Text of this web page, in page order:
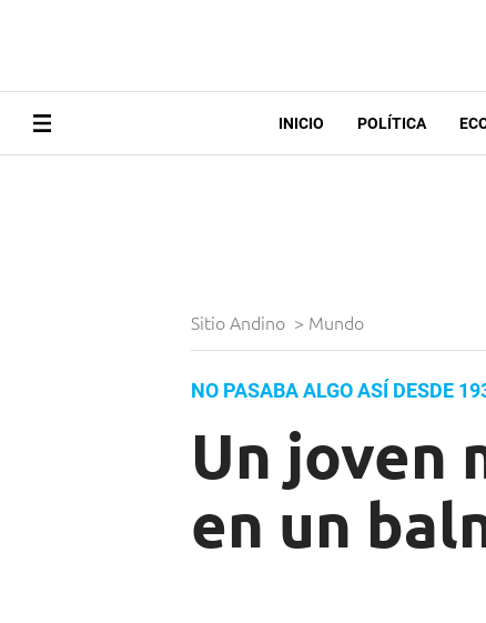
INICIO POLÍTICA
Sitio Andino > Mundo
NO PASABA ALGO ASÍ DESDE
Un joven
en un